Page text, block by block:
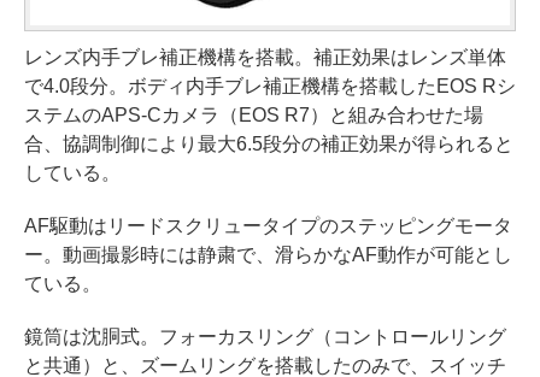
レンズ内手ブレ補正機構を搭載。補正効果はレンズ単体
で4.0段分。ボディ内手ブレ補正機構を搭載したEOS Rシ
ステムのAPS-Cカメラ（EOS R7）と組み合わせた場
合、協調制御により最大6.5段分の補正効果が得られると
している。
AF駆動はリードスクリュータイプのステッピングモータ
ー。動画撮影時には静粛で、滑らかなAF動作が可能とし
ている。
鏡筒は沈胴式。フォーカスリング（コントロールリング
と共通）と、ズームリングを搭載したのみで、スイッチ